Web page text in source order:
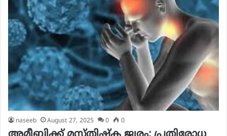
naseeb August 27, 2025 0 0